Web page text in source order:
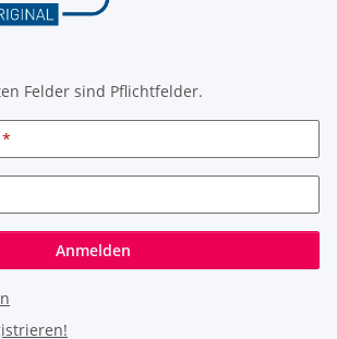
Felder sind Pflichtfelder.
Anmelden